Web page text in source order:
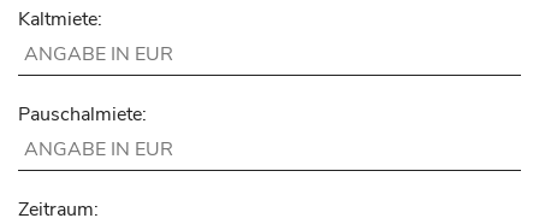
Kaltmiete:
Pauschalmiete:
Zeitraum: